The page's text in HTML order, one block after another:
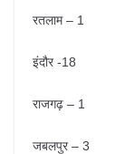
रतलाम – 1
इंदौर -18
राजगढ़ – 1
जबलपुर – 3